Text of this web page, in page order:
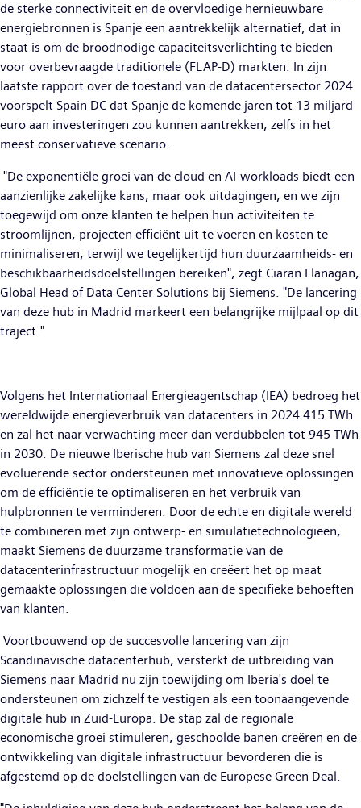
de sterke connectiviteit en de overvloedige hernieuwbare
energiebronnen is Spanje een aantrekkelijk alternatief, dat in
staat is om de broodnodige capaciteitsverlichting te bieden
voor overbevraagde traditionele (FLAP-D) markten. In zijn
laatste rapport over de toestand van de datacentersector 2024
voorspelt Spain DC dat Spanje de komende jaren tot 13 miljard
euro aan investeringen zou kunnen aantrekken, zelfs in het
meest conservatieve scenario.
"De exponentiële groei van de cloud en AI-workloads biedt een
aanzienlijke zakelijke kans, maar ook uitdagingen, en we zijn
toegewijd om onze klanten te helpen hun activiteiten te
stroomlijnen, projecten efficiënt uit te voeren en kosten te
minimaliseren, terwijl we tegelijkertijd hun duurzaamheids- en
beschikbaarheidsdoelstellingen bereiken", zegt Ciaran Flanagan,
Global Head of Data Center Solutions bij Siemens. "De lancering
van deze hub in Madrid markeert een belangrijke mijlpaal op dit
traject."
Volgens het Internationaal Energieagentschap (IEA) bedroeg het
wereldwijde energieverbruik van datacenters in 2024 415 TWh
en zal het naar verwachting meer dan verdubbelen tot 945 TWh
in 2030. De nieuwe Iberische hub van Siemens zal deze snel
evoluerende sector ondersteunen met innovatieve oplossingen
om de efficiëntie te optimaliseren en het verbruik van
hulpbronnen te verminderen. Door de echte en digitale wereld
te combineren met zijn ontwerp- en simulatietechnologieën,
maakt Siemens de duurzame transformatie van de
datacenterinfrastructuur mogelijk en creëert het op maat
gemaakte oplossingen die voldoen aan de specifieke behoeften
van klanten.
Voortbouwend op de succesvolle lancering van zijn
Scandinavische datacenterhub, versterkt de uitbreiding van
Siemens naar Madrid nu zijn toewijding om Iberia's doel te
ondersteunen om zichzelf te vestigen als een toonaangevende
digitale hub in Zuid-Europa. De stap zal de regionale
economische groei stimuleren, geschoolde banen creëren en de
ontwikkeling van digitale infrastructuur bevorderen die is
afgestemd op de doelstellingen van de Europese Green Deal.